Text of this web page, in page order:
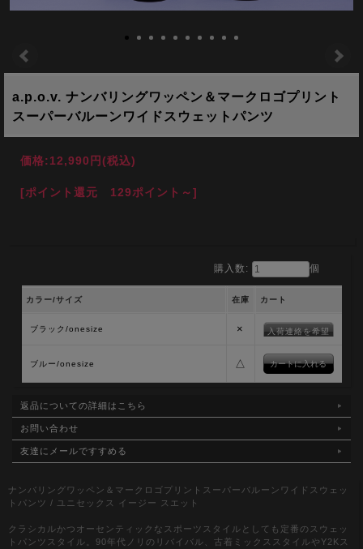
a.p.o.v. ナンバリングワッペン＆マークロゴプリント
スーパーバルーンワイドスウェットパンツ
価格:12,990円(税込)
[ポイント還元 129ポイント～]
購入数: 個
カラー/サイズ 在庫 カート
ブラック/onesize × 入荷連絡を希望
ブルー/onesize △
返品についての詳細はこちら
お問い合わせ
友達にメールですすめる
ナンバリングワッペン＆マークロゴプリントスーパーバルーンワイドスウェッ
トパンツ / ユニセックス イージー スエット
クラシカルかつオーセンティックなスポーツスタイルとしても定番のスウェッ
トパンツスタイル。90年代ノリのリバイバル、古着ミックススタイルやY2Kス